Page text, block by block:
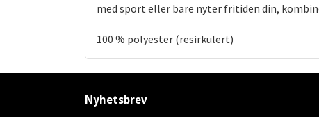
med sport eller bare nyter fritiden din,
100 % polyester (resirkulert)
Nyhetsbrev